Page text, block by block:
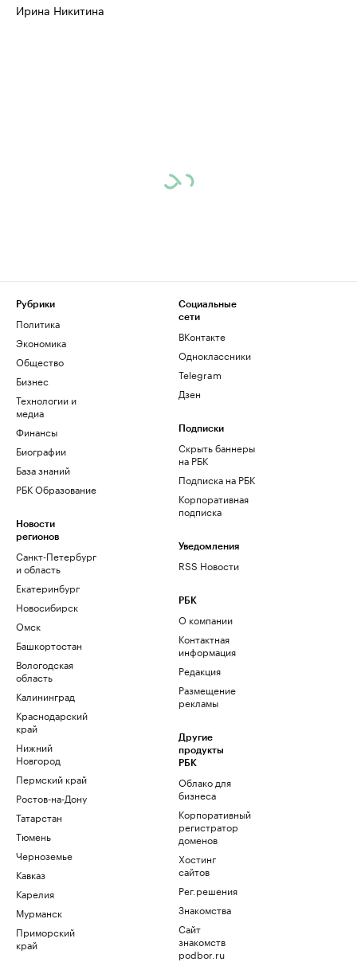
Ирина Никитина
Рубрики
Политика
Экономика
Общество
Бизнес
Технологии и
медиа
Финансы
Биографии
База знаний
РБК Образование
Новости
регионов
Санкт-Петербург
и область
Екатеринбург
Новосибирск
Омск
Башкортостан
Вологодская
область
Калининград
Краснодарский
край
Нижний
Новгород
Пермский край
Ростов-на-Дону
Татарстан
Тюмень
Черноземье
Кавказ
Карелия
Мурманск
Приморский
край
Социальные
сети
ВКонтакте
Одноклассники
Telegram
Дзен
Подписки
Скрыть баннеры
на РБК
Подписка на РБК
Корпоративная
подписка
Уведомления
RSS Новости
РБК
О компании
Контактная
информация
Редакция
Размещение
рекламы
Другие
продукты
РБК
Облако для
бизнеса
Корпоративный
регистратор
доменов
Хостинг
сайтов
Рег.решения
Знакомства
Сайт
знакомств
podbor.ru